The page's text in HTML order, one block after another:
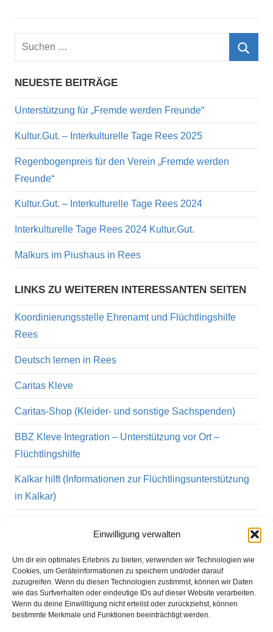
Einwilligung verwalten
Um dir ein optimales Erlebnis zu bieten, verwenden wir Technologien wie
Cookies, um Geräteinformationen zu speichern und/oder darauf
zuzugreifen. Wenn du diesen Technologien zustimmst, können wir Daten
wie das Surfverhalten oder eindeutige IDs auf dieser Website verarbeiten.
Wenn du deine Einwillligung nicht erteilst oder zurückziehst, können
bestimmte Merkmale und Funktionen beeinträchtigt werden.
Suchen
NEUESTE BEITRÄGE
Unterstützung für „Fremde werden Freunde“
Kultur.Gut. – Interkulturelle Tage Rees 2025
Regenbogenpreis für den Verein „Fremde werden
Freunde“
Kultur.Gut. – Interkulturelle Tage Rees 2024
Interkulturelle Tage Rees 2024 Kultur.Gut.
Malkurs im Piushaus in Rees
LINKS ZU WEITEREN INTERESSANTEN SEITEN
Koordinierungsstelle Ehrenamt und Flüchtlingshilfe
Rees
Deutsch lernen in Rees
Caritas Kleve
Caritas-Shop (Kleider- und sonstige Sachspenden)
BBZ Kleve Integration – Unterstützung vor Ort –
Flüchtlingshilfe
Kalkar hilft (Informationen zur Flüchtlingsunterstützung
in Kalkar)
Flüchtlinge im Psycho-Sozialen Zentrum Niederrhein
Caritas – Engagement für Flüchtlinge
ProAsyl